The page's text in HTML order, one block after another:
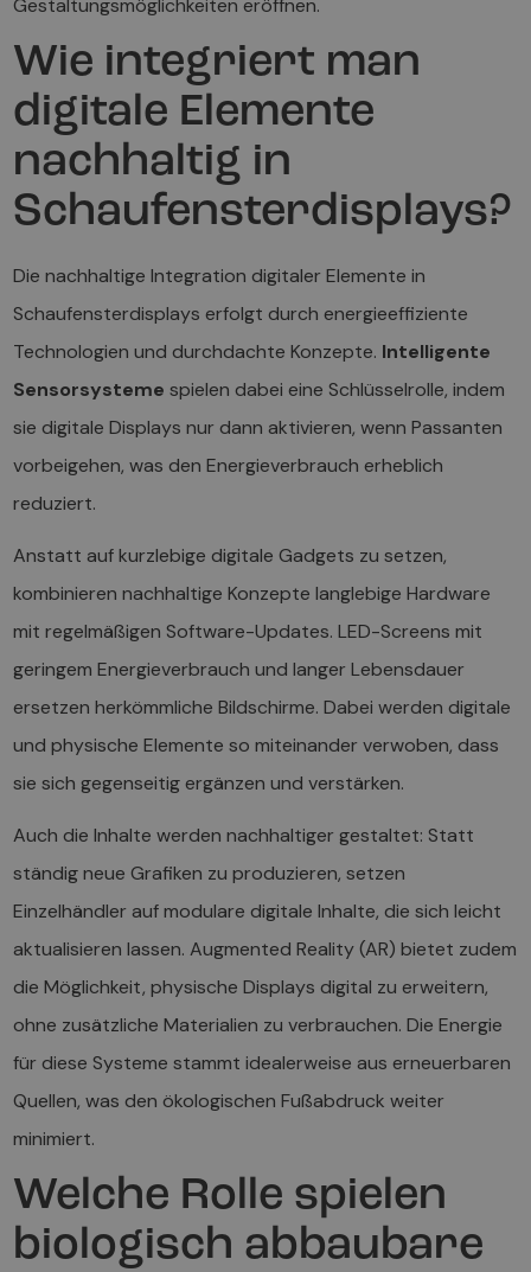
Gestaltungsmöglichkeiten eröffnen.
Wie integriert man
digitale Elemente
nachhaltig in
Schaufensterdisplays?
Die nachhaltige Integration digitaler Elemente in
Schaufensterdisplays erfolgt durch energieeffiziente
Technologien und durchdachte Konzepte. Intelligente
Sensorsysteme spielen dabei eine Schlüsselrolle, indem
sie digitale Displays nur dann aktivieren, wenn Passanten
vorbeigehen, was den Energieverbrauch erheblich
reduziert.
Anstatt auf kurzlebige digitale Gadgets zu setzen,
kombinieren nachhaltige Konzepte langlebige Hardware
mit regelmäßigen Software-Updates. LED-Screens mit
geringem Energieverbrauch und langer Lebensdauer
ersetzen herkömmliche Bildschirme. Dabei werden digitale
und physische Elemente so miteinander verwoben, dass
sie sich gegenseitig ergänzen und verstärken.
Auch die Inhalte werden nachhaltiger gestaltet: Statt
ständig neue Grafiken zu produzieren, setzen
Einzelhändler auf modulare digitale Inhalte, die sich leicht
aktualisieren lassen. Augmented Reality (AR) bietet zudem
die Möglichkeit, physische Displays digital zu erweitern,
ohne zusätzliche Materialien zu verbrauchen. Die Energie
für diese Systeme stammt idealerweise aus erneuerbaren
Quellen, was den ökologischen Fußabdruck weiter
minimiert.
Welche Rolle spielen
biologisch abbaubare